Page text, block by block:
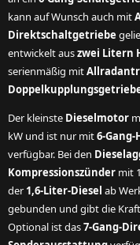
kann auf Wunsch auch mit
Direktschaltgetriebe
entwickelt auszwei Litern
serienmäßig mit
Der kleinste Dieselmotor
kW und ist nur mit6-
verfügbar. Bei den
Kompressionszünder mit
der 1,6-Liter-Diesel ab
gebunden und gibt die
Optional ist das7-Gang-